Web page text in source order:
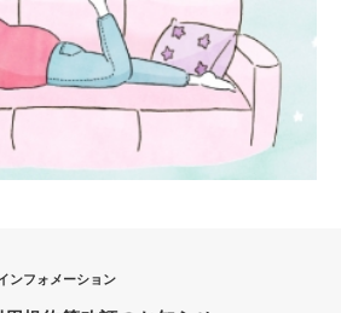
ンフォメーション